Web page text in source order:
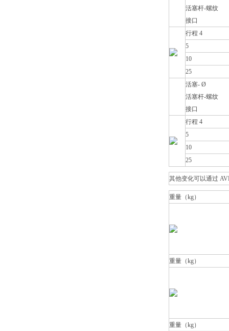
活塞杆-螺纹
接口
行程 4
5
10
25
活塞- Ø
活塞杆-螺纹
接口
行程 4
5
10
25
其他变化可以通过
重量（kg）
重量（kg）
重量（kg）